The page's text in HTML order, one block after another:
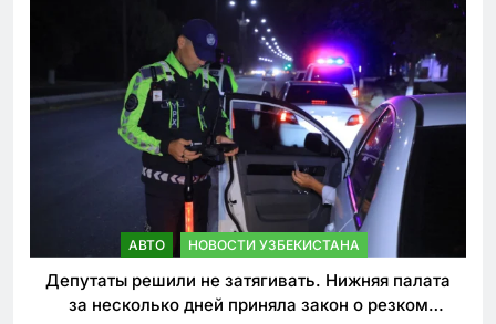
АВТО НОВОСТИ УЗБЕКИСТАНА
Депутаты решили не затягивать. Нижняя палата
за несколько дней приняла закон о резком